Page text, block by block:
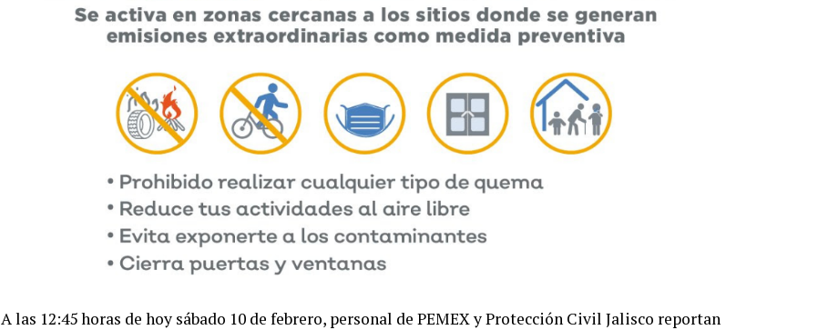
A las 12:45 horas de hoy sábado 10 de febrero, personal de PEMEX y Protección Civil Jalisco reportan